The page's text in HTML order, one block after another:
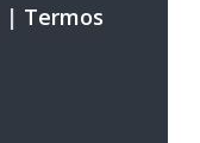
| Termos